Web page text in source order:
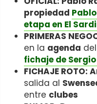
propiedad
etapa en El
PRIMERAS
en la agenda del
fichaje de
FICHAJE ROTO:
salida al
entre clubes